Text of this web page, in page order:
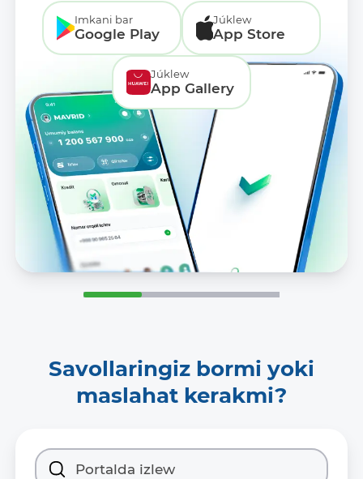
Imkani bar
Google Play
Júklew
App Store
Júklew
App Gallery
Savollaringiz bormi yoki
maslahat kerakmi?